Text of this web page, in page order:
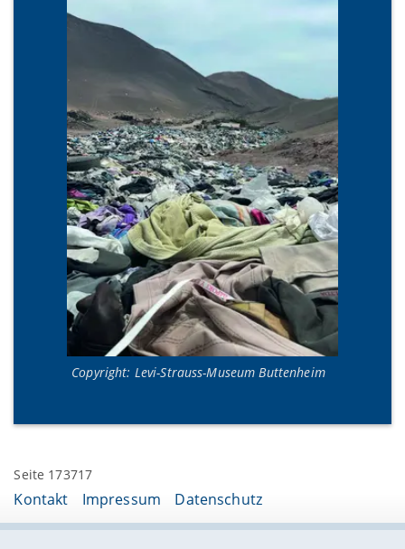
Copyright: Levi-Strauss-Museum Buttenheim
Seite 173717
Kontakt Impressum Datenschutz